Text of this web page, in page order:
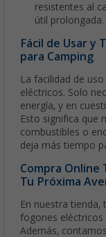
resistentes al
útil prolongada.
Fácil de Usar y
para Camping
La facilidad de
eléctricos. Solo
energía, y en
Esto significa que
combustibles o
deja más tiempo
Compra Online
Tu Próxima
En nuestra
fogones eléctricos
Además,